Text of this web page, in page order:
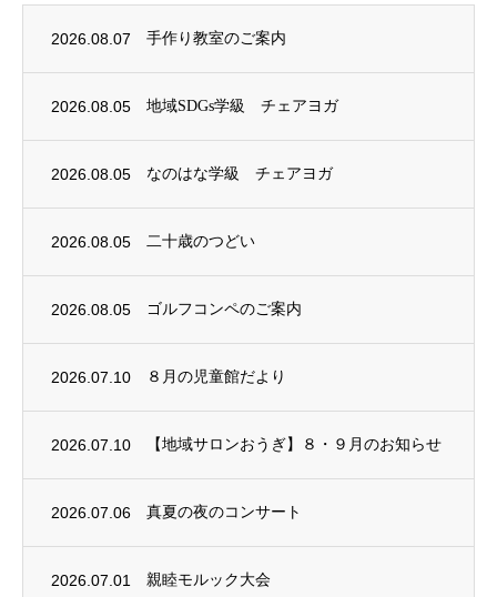
2026.08.07 手作り教室のご案内
2026.08.05 地域SDGs学級 チェアヨガ
2026.08.05 なのはな学級 チェアヨガ
2026.08.05 二十歳のつどい
2026.08.05 ゴルフコンペのご案内
2026.07.10 ８月の児童館だより
2026.07.10 【地域サロンおうぎ】８・９月のお知らせ
2026.07.06 真夏の夜のコンサート
2026.07.01 親睦モルック大会